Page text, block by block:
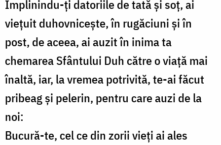
Împlinindu-ți datoriile de tată și soț, ai
viețuit duhovnicește, în rugăciuni și în
post, de aceea, ai auzit în inima ta
chemarea Sfântului Duh către o viață mai
înaltă, iar, la vremea potrivită, te-ai făcut
pribeag și pelerin, pentru care auzi de la
noi:
Bucură-te, cel ce din zorii vieți ai ales